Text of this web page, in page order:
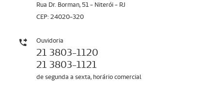
Rua Dr. Borman, 51 - Niterói - RJ
CEP: 24020-320
Ouvidoria
21 3803-1120
21 3803-1121
de segunda a sexta, horário comercial